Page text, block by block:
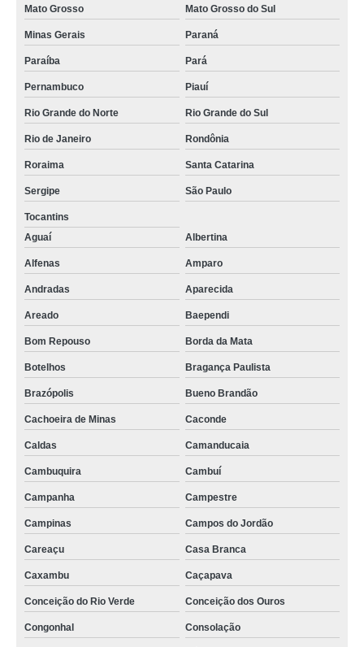
valor de gestão de frota de veículos Itajubá
valor de gestão frota veículos Amparo
gestão de frota de veículos preço Bixiga
gestão de frota de veículos para empresas preço Itanhandu
gestão veicular preço Minas Gerais
gestão veicular de frotas Guarapuava
gestão veicular de frotas preço Amazonas
gestão de frota de veículos para empresas Barro Vermelho
valor de gestão de frota de veículos para empresas São Francisco do Conde
gestão de frota de veículos para empresas Barro Vermelho
gestão de veículos para empresas preço Senador José Bento
gestão de veículos preço Poços de Caldas
gestão veículos preço Salvador
valor de gestão veicular Pernambuco
gestão de frota de veículos preço Bixiga
valor de gestão de estoque veículos Paranaguá
valor de gestão veículos Caeté
Mato Grosso Mato Grosso do Sul
Minas Gerais Paraná
Paraíba Pará
Pernambuco Piauí
Rio Grande do Norte Rio Grande do Sul
Rio de Janeiro Rondônia
Roraima Santa Catarina
Sergipe São Paulo
Tocantins
Aguaí
Albertina
Alfenas Amparo
Andradas Aparecida
Areado Baependi
Bom Repouso Borda da Mata
Botelhos Bragança Paulista
Brazópolis Bueno Brandão
Cachoeira de Minas Caconde
Caldas Camanducaia
Cambuquira Cambuí
Campanha Campestre
Campinas Campos do Jordão
Careaçu Casa Branca
Caxambu Caçapava
Conceição do Rio Verde Conceição dos Ouros
Congonhal Consolação